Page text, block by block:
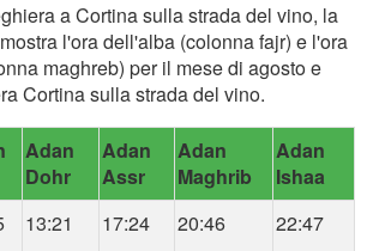
a Cortina sulla strada del vino, la
l'ora dell'alba (colonna fajr) e l'ora
maghreb) per il mese di agosto e
Cortina sulla strada del vino.
Adan
Dohr
Adan
Assr
Adan
Maghrib
Adan
Ishaa
13:21 17:24 20:46 22:47